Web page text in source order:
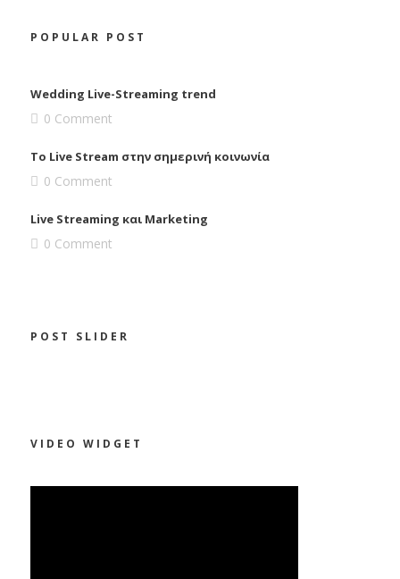
POPULAR POST
Wedding Live-Streaming trend
0 Comment
To Live Stream στην σημερινή κοινωνία
0 Comment
Live Streaming και Marketing
0 Comment
POST SLIDER
VIDEO WIDGET